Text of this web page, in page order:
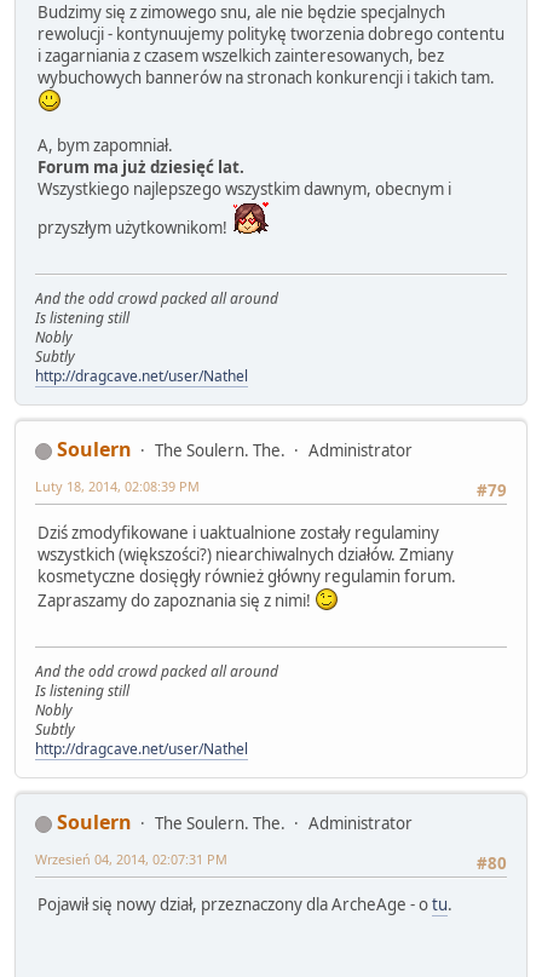
Budzimy się z zimowego snu, ale nie będzie specjalnych
rewolucji - kontynuujemy politykę tworzenia dobrego contentu
i zagarniania z czasem wszelkich zainteresowanych, bez
wybuchowych bannerów na stronach konkurencji i takich tam.
A, bym zapomniał.
Forum ma już dziesięć lat.
Wszystkiego najlepszego wszystkim dawnym, obecnym i
przyszłym użytkownikom!
And the odd crowd packed all around
Is listening still
Nobly
Subtly
http://dragcave.net/user/Nathel
Soulern The Soulern. The.
Administrator
#79
Luty 18, 2014, 02:08:39 PM
Dziś zmodyfikowane i uaktualnione zostały regulaminy
wszystkich (większości?) niearchiwalnych działów. Zmiany
kosmetyczne dosięgły również główny regulamin forum.
Zapraszamy do zapoznania się z nimi!
And the odd crowd packed all around
Is listening still
Nobly
Subtly
http://dragcave.net/user/Nathel
Soulern The Soulern. The.
Administrator
#80
Wrzesień 04, 2014, 02:07:31 PM
Pojawił się nowy dział, przeznaczony dla ArcheAge - otu.